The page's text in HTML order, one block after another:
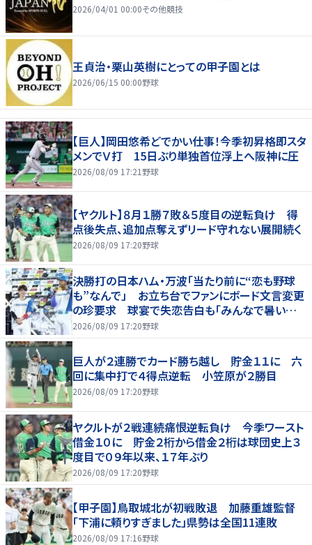
2026/04/01 00:00その他競技
王貞治・栗山英樹にとっての甲子園とは
2026/06/15 00:00野球
【巨人】岡田悠希どでかい仕事！今季初昇格即スタ
メンでＶ打 15日ぶり単独首位浮上へ阪神に圧
2026/08/09 17:21 野球
【ヤクルト】８月１勝７敗＆５度目の逆転負け 得
点後失点、追加点奪えずリード守れない展開続く
2026/08/09 17:20野球
決勝打の日本ハム・万波「当たり前に“恋も野球
も”なんで」 お立ち台でファンにボード文言変更
の珍要求 球宴で失恋告白も「みんなで暑い夏
にしましょう！」
2026/08/09 17:20野球
巨人が２連勝でカード勝ち越し 貯金１１に 六
回に集中打で４得点逆転 小笠原が２勝目
2026/08/09 17:20野球
ヤクルトが２戦連続痛恨逆転負け 今季ワースト
借金１０に 貯金２桁から借金２桁は球団史上３
度目で０９年以来、１７年ぶり
2026/08/09 17:20野球
【甲子園】鳥取城北が初戦敗退 加藤重雄監督
「下浦に頼りすぎました」県勢は全国11連敗
2026/08/09 17:16野球